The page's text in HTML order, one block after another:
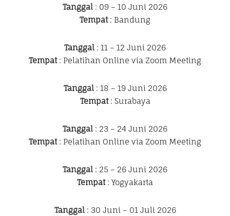
Tanggal : 09 – 10 Juni 2026
Tempat: Bandung
Tanggal : 11 – 12 Juni 2026
Tempat: Pelatihan Online via Zoom Meeting
Tanggal: 18 – 19 Juni 2026
Tempat: Surabaya
Tanggal : 23 – 24 Juni 2026
Tempat: Pelatihan Online via Zoom Meeting
Tanggal : 25 – 26 Juni 2026
Tempat: Yogyakarta
Tanggal: 30 Juni – 01 Juli 2026